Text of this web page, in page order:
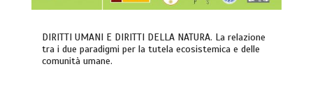
DIRITTI UMANI E DIRITTI DELLA NATURA. La relazione
tra i due paradigmi per la tutela ecosistemica e delle
comunità umane.